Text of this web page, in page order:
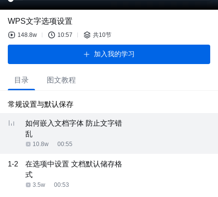
WPS文字选项设置
148.8w 10:57 共10节
加入我的学习
目录 图文教程
常规设置与默认保存
如何嵌入文档字体 防止文字错
乱
10.8w 00:55
1-2
在选项中设置 文档默认储存格
式
3.5w 00:53